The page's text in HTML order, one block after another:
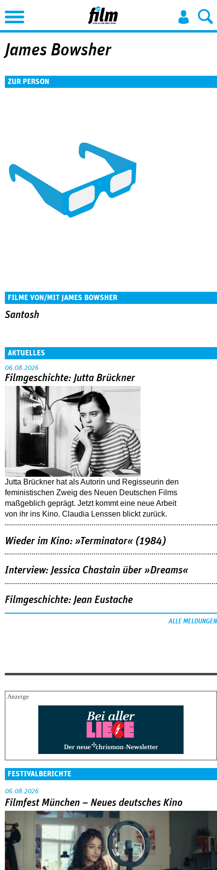
Jump to Navigation
James Bowsher
ZUR PERSON
FILME VON/MIT JAMES BOWSHER
Santosh
AKTUELLES
06.08.2026
Filmgeschichte: Jutta Brückner
Jutta Brückner hat als Autorin und Regisseurin den
feministischen Zweig des Neuen Deutschen Films
maßgeblich geprägt. Jetzt kommt eine neue Arbeit
von ihr ins Kino. Claudia Lenssen blickt zurück.
Wieder im Kino: »Terminator« (1984)
Interview: Jessica Chastain über »Dreams«
Filmgeschichte: Jean Eustache
ALLE MELDUNGEN
FESTIVALBERICHTE
06.08.2026
Filmfest München – Neues deutsches Kino